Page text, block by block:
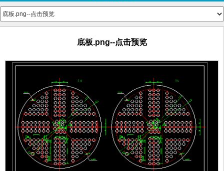
底板.png--点击预览